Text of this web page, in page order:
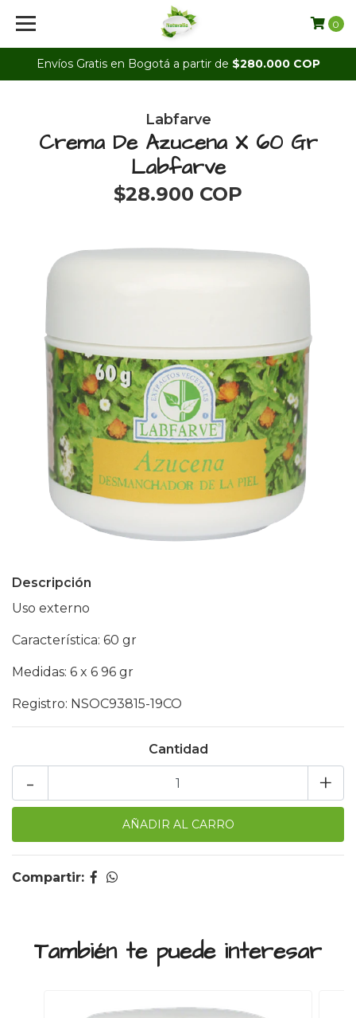
Envíos Gratis en Bogotá a partir de $280.000 COP
0
Labfarve
Crema De Azucena X 60 Gr
Labfarve
$28.900 COP
Descripción
Uso externo
Característica: 60 gr
Medidas: 6 x 6 96 gr
Registro: NSOC93815-19CO
Cantidad
+
-
Compartir:
También te puede interesar